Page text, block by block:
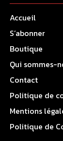
Accueil
S’abonner
Boutique
Qui sommes-
Contact
Politique de
Mentions
Politique de